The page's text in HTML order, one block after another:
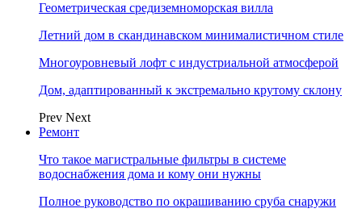
Геометрическая средиземноморская вилла
Летний дом в скандинавском минималистичном стиле
Многоуровневый лофт с индустриальной атмосферой
Дом, адаптированный к экстремально крутому склону
Prev Next
Ремонт
Что такое магистральные фильтры в системе
водоснабжения дома и кому они нужны
Полное руководство по окрашиванию сруба снаружи